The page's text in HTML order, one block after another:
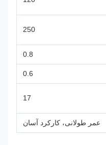
طولانی، کارکرد آسان